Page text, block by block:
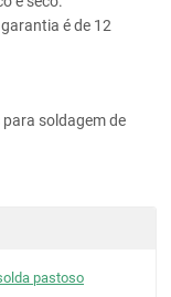
é de 12
soldagem de
pastoso